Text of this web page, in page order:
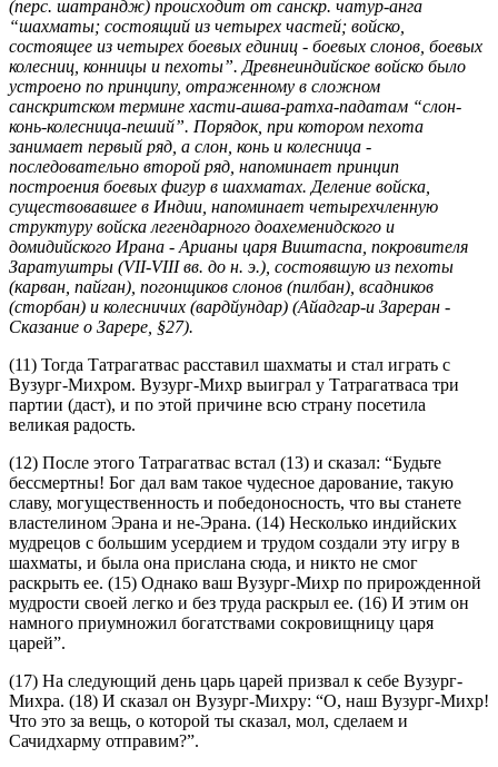
(перс. шатрандж) происходит от санскр. чатур-анга
“шахматы; состоящий из четырех частей; войско,
состоящее из четырех боевых единиц - боевых слонов, боевых
колесниц, конницы и пехоты”. Древнеиндийское войско было
устроено по принципу, отраженному в сложном
санскритском термине хасти-ашва-ратха-падатам “слон-
конь-колесница-пеший”. Порядок, при котором пехота
занимает первый ряд, а слон, конь и колесница -
последовательно второй ряд, напоминает принцип
построения боевых фигур в шахматах. Деление войска,
существовавшее в Индии, напоминает четырехчленную
структуру войска легендарного доахеменидского и
домидийского Ирана - Арианы царя Виштаспа, покровителя
Заратуштры (VII-VIII вв. до н. э.), состоявшую из пехоты
(карван, пайган), погонщиков слонов (пилбан), всадников
(сторбан) и колесничих (вардйундар) (Айадгар-и Зареран -
Сказание о Зарере, §27).
(11) Тогда Татрагатвас расставил шахматы и стал играть с
Вузург-Михром. Вузург-Михр выиграл у Татрагатваса три
партии (даст), и по этой причине всю страну посетила
великая радость.
(12) После этого Татрагатвас встал (13) и сказал: “Будьте
бессмертны! Бог дал вам такое чудесное дарование, такую
славу, могущественность и победоносность, что вы станете
властелином Эрана и не-Эрана. (14) Несколько индийских
мудрецов с большим усердием и трудом создали эту игру в
шахматы, и была она прислана сюда, и никто не смог
раскрыть ее. (15) Однако ваш Вузург-Михр по прирожденной
мудрости своей легко и без труда раскрыл ее. (16) И этим он
намного приумножил богатствами сокровищницу царя
царей”.
(17) На следующий день царь царей призвал к себе Вузург-
Михра. (18) И сказал он Вузург-Михру: “О, наш Вузург-Михр!
Что это за вещь, о которой ты сказал, мол, сделаем и
Сачидхарму отправим?”.